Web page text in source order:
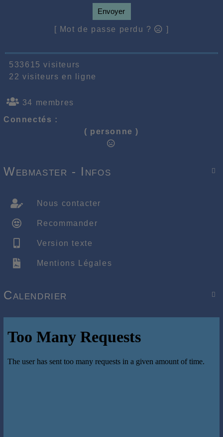
Envoyer
[ Mot de passe perdu ? ]
533615 visiteurs
22 visiteurs en ligne
34 membres
Connectés :
( personne )

Webmaster - Infos
Nous contacter
Recommander
Version texte
Mentions Légales

Calendrier